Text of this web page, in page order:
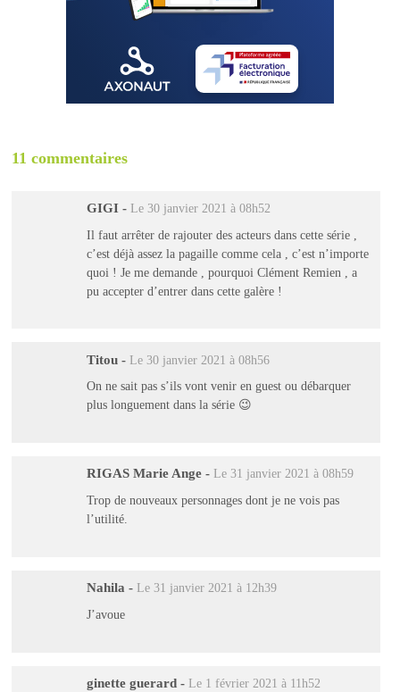
11 commentaires
GIGI - Le 30 janvier 2021 à 08h52
Il faut arrêter de rajouter des acteurs dans cette série ,
c’est déjà assez la pagaille comme cela , c’est n’importe
quoi ! Je me demande , pourquoi Clément Remien , a
pu accepter d’entrer dans cette galère !
Titou - Le 30 janvier 2021 à 08h56
On ne sait pas s’ils vont venir en guest ou débarquer
plus longuement dans la série 😉
RIGAS Marie Ange - Le 31 janvier 2021 à 08h59
Trop de nouveaux personnages dont je ne vois pas
l’utilité.
Nahila - Le 31 janvier 2021 à 12h39
J’avoue
ginette guerard - Le 1 février 2021 à 11h52